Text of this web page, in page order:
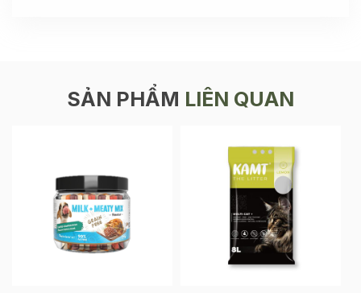
SẢN PHẨM LIÊN QUAN